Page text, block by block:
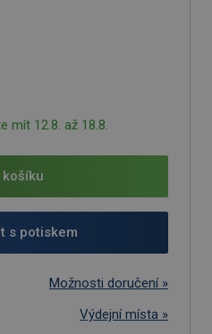
mít 12.8. až 18.8.
košíku
s potiskem
Možnosti doručení »
Výdejní místa »